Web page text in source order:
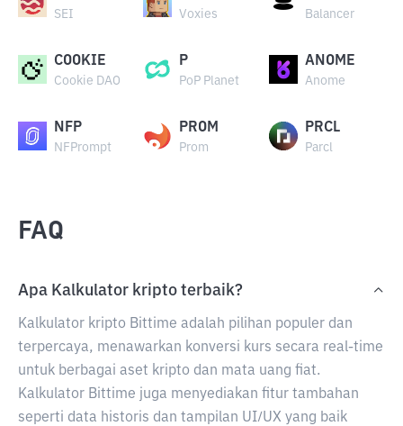
SEI Voxies Balancer
COOKIE
Cookie DAO
P
PoP Planet
ANOME
Anome
NFP
NFPrompt
PROM
Prom
PRCL
Parcl
FAQ
Apa Kalkulator kripto terbaik?
Kalkulator kripto Bittime adalah pilihan populer dan
terpercaya, menawarkan konversi kurs secara real-time
untuk berbagai aset kripto dan mata uang fiat.
Kalkulator Bittime juga menyediakan fitur tambahan
seperti data historis dan tampilan UI/UX yang baik